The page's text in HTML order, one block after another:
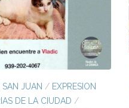
SAN JUAN / EXPRESION
DE LA CIUDAD /